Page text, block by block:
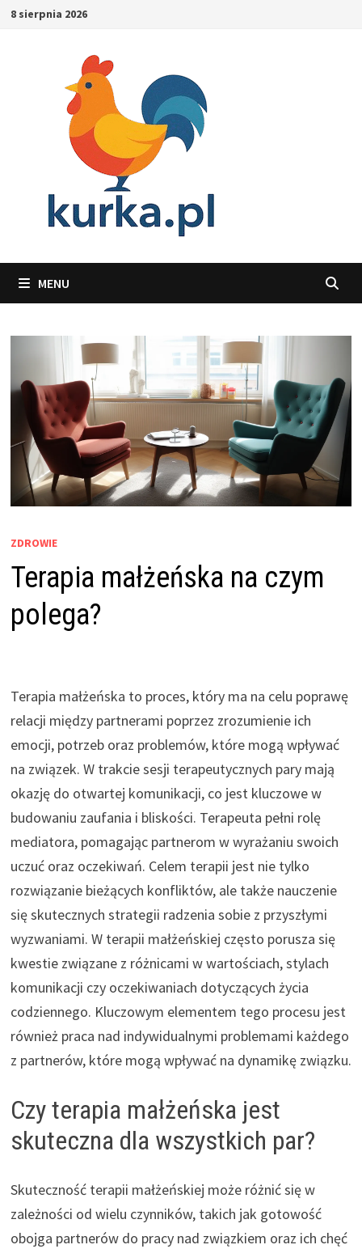
Skip8 sierpnia 2026
MENU
ZDROWIE
Terapia małżeńska na czym
polega?
Terapia małżeńska to proces, który ma na celu poprawę
relacji między partnerami poprzez zrozumienie ich
emocji, potrzeb oraz problemów, które mogą wpływać
na związek. W trakcie sesji terapeutycznych pary mają
okazję do otwartej komunikacji, co jest kluczowe w
budowaniu zaufania i bliskości. Terapeuta pełni rolę
mediatora, pomagając partnerom w wyrażaniu swoich
uczuć oraz oczekiwań. Celem terapii jest nie tylko
rozwiązanie bieżących konfliktów, ale także nauczenie
się skutecznych strategii radzenia sobie z przyszłymi
wyzwaniami. W terapii małżeńskiej często porusza się
kwestie związane z różnicami w wartościach, stylach
komunikacji czy oczekiwaniach dotyczących życia
codziennego. Kluczowym elementem tego procesu jest
również praca nad indywidualnymi problemami każdego
z partnerów, które mogą wpływać na dynamikę związku.
Czy terapia małżeńska jest
skuteczna dla wszystkich par?
Skuteczność terapii małżeńskiej może różnić się w
zależności od wielu czynników, takich jak gotowość
obojga partnerów do pracy nad związkiem oraz ich chęć